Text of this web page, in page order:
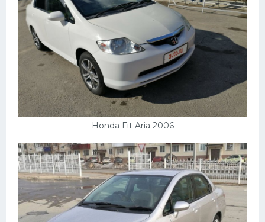
Honda Fit Aria 2006